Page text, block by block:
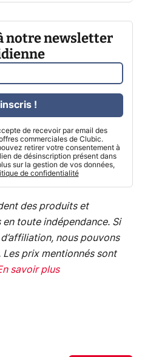
notre newsletter
de recevoir par email des
commerciales de Clubic.
retirer votre consentement à
de désinscription présent dans
sur la gestion de vos données,
de confidentialité
!
des produits et
toute indépendance. Si
nous pouvons
prix mentionnés sont
savoir plus